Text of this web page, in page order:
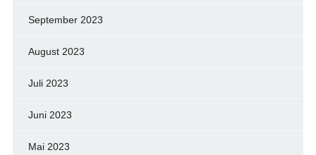
September 2023
August 2023
Juli 2023
Juni 2023
Mai 2023